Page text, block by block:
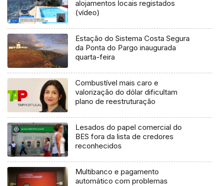
alojamentos locais registados
(vídeo)
Estação do Sistema Costa Segura
da Ponta do Pargo inaugurada
quarta-feira
Combustível mais caro e
valorização do dólar dificultam
plano de reestruturação
Lesados do papel comercial do
BES fora da lista de credores
reconhecidos
Multibanco e pagamento
automático com problemas